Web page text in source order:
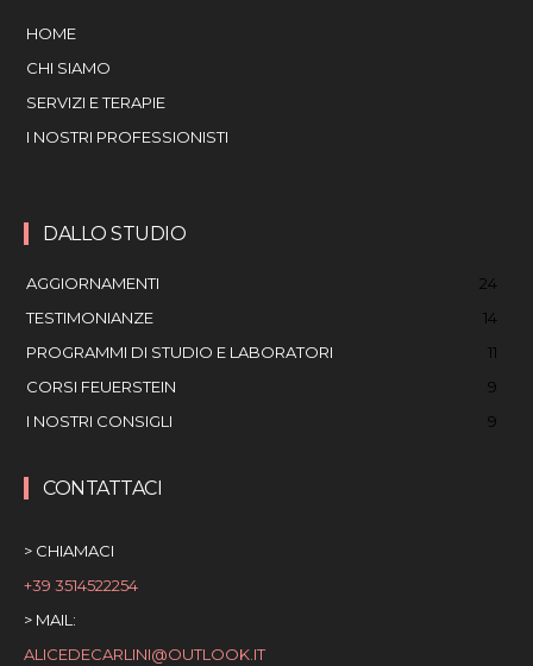
HOME
CHI SIAMO
SERVIZI E TERAPIE
I NOSTRI PROFESSIONISTI
DALLO STUDIO
AGGIORNAMENTI
24
TESTIMONIANZE
14
PROGRAMMI DI STUDIO E LABORATORI
11
CORSI FEUERSTEIN
9
I NOSTRI CONSIGLI
9
CONTATTACI
> CHIAMACI
+39 3514522254
> MAIL:
ALICEDECARLINI@OUTLOOK.IT